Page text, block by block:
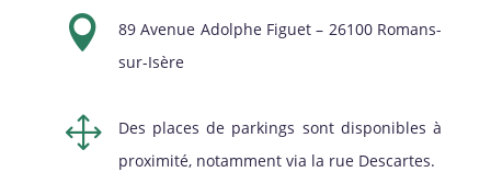

89 Avenue Adolphe Figuet – 26100 Romans-
sur-Isère
1
Des places de parkings sont disponibles à
proximité, notamment via la rue Descartes.